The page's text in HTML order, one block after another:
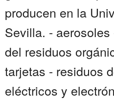
producen en la
Sevilla. -
del residuos
tarjetas - residuos
eléctricos y